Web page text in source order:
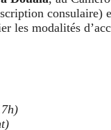
les modalités